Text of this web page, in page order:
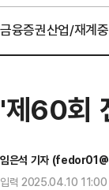
금융증권산업/재계
'제60회
임은석 기자
입력 2025.04.10